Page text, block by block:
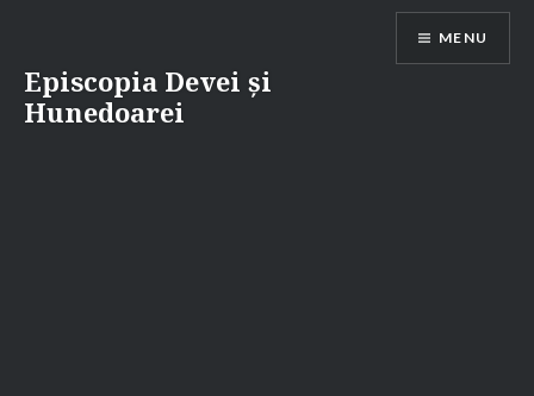
content
Episcopia Devei și
Hunedoarei
MENU